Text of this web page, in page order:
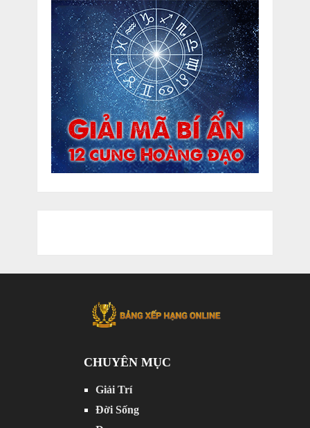
CHUYÊN MỤC
Giải Trí
Đời Sống